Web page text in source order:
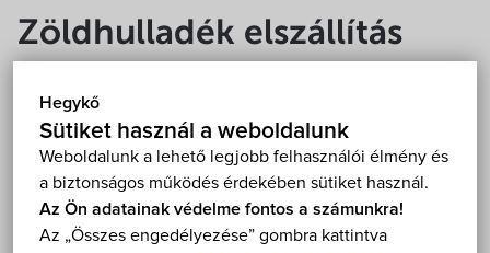
Hegykő
Sütiket használ a weboldalunk
Weboldalunk a lehető legjobb felhasználói élmény és
a biztonságos működés érdekében sütiket használ.
Az Ön adatainak védelme fontos a számunkra!
Az „Összes engedélyezése” gombra kattintva
Fontos telefonszámok
Földrajzi adottság
Éghajlat
Éttermek
Programok
Zöldhulladék elszállítás
Értesítjük Önöket, hogy az enyhe időjárási
viszonyoknak és a felmerült igényeknek
megfelelően az STKH december hónapban is
biztosítja a zöldhulladék elszállítását.